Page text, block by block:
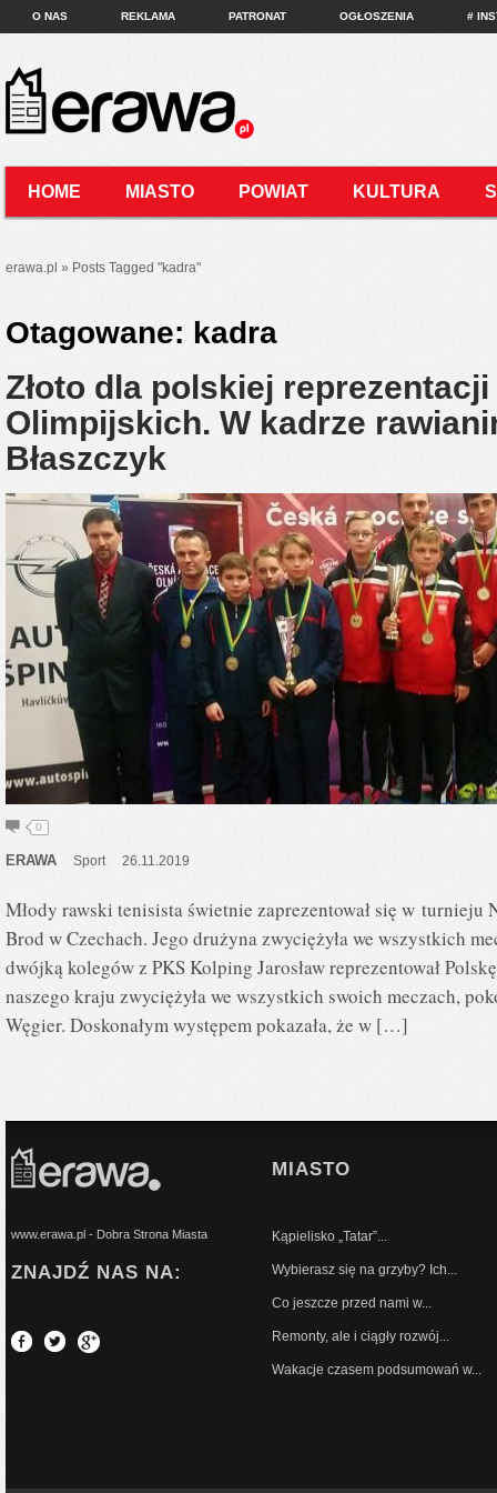
O NAS REKLAMA PATRONAT OGŁOSZENIA #
HOME MIASTO POWIAT KULTURA
erawa.pl » Posts Tagged "kadra"
Otagowane: kadra
Złoto dla polskiej
Olimpijskich. W kadrze
Błaszczyk
0
ERAWA Sport 26.11.2019
Młody rawski tenisista świetnie zaprezentował się w
Brod w Czechach. Jego drużyna zwyciężyła we wszystkich
dwójką kolegów z PKS Kolping Jarosław reprezentował
naszego kraju zwyciężyła we wszystkich swoich meczach,
Węgier. Doskonałym występem pokazała, że w […]
www.erawa.pl - Dobra Strona Miasta
ZNAJDŹ NAS NA:
MIASTO
Kąpielisko „Tatar”...
Wybierasz się na grzyby? Ich...
Co jeszcze przed nami w...
Remonty, ale i ciągły rozwój...
Wakacje czasem podsumowań w...